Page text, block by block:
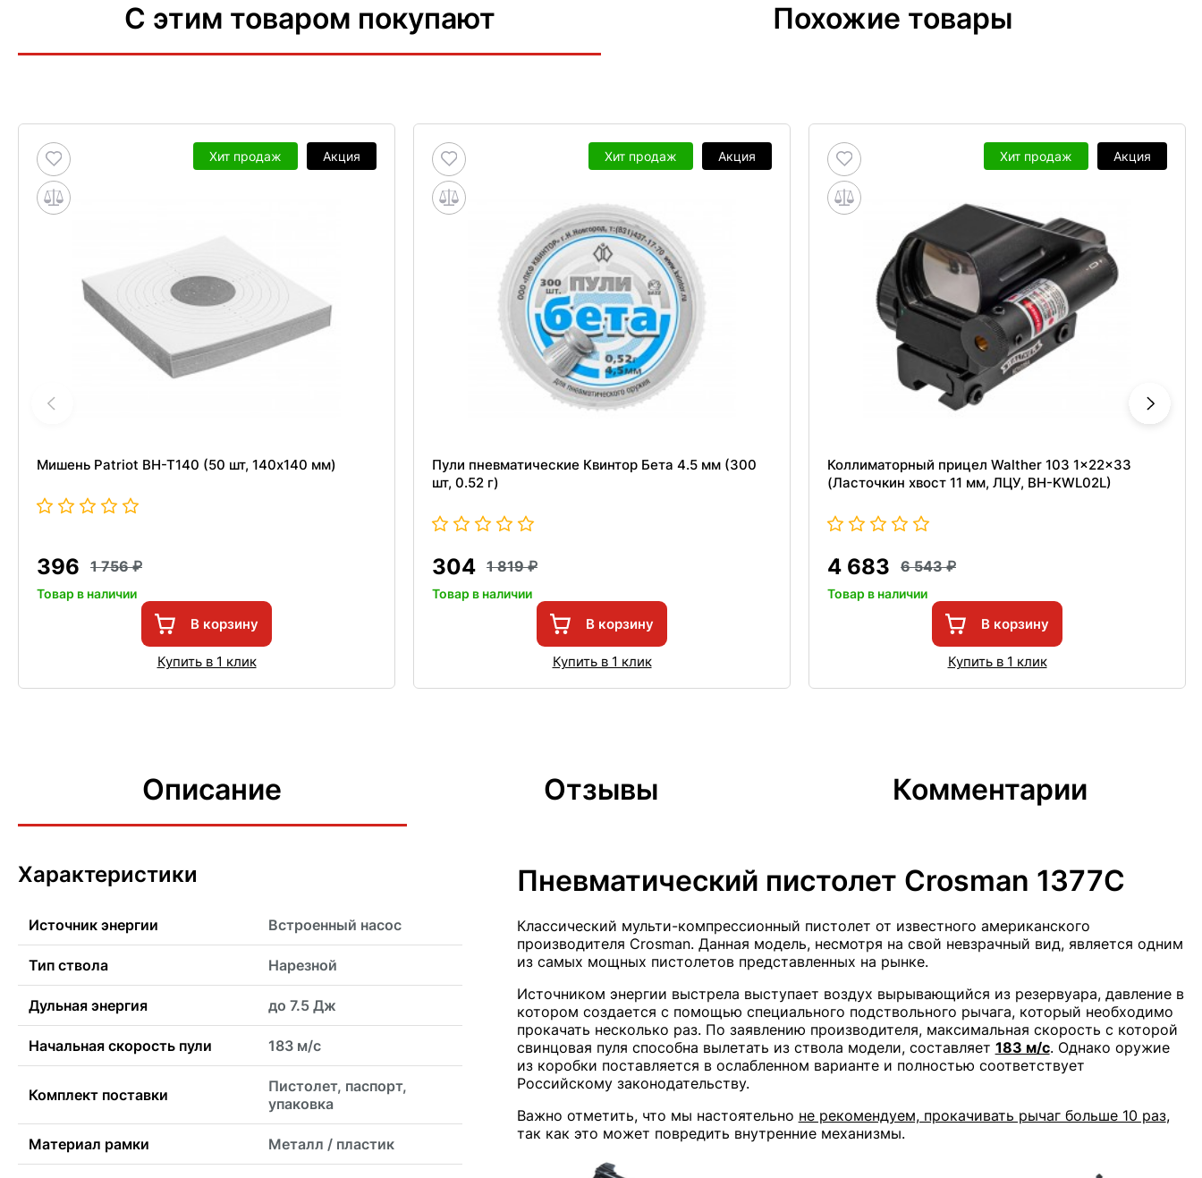
С этим товаром покупают Похожие товары
Хит продаж Акция
Мишень Patriot BH-T140 (50 шт, 140x140 мм)
396 1 756
Товар в наличии
В корзину
Купить в 1 клик
Хит продаж Акция
Пули пневматические Квинтор Бета 4.5 мм (300
шт, 0.52 г)
304 1 819
Товар в наличии
В корзину
Купить в 1 клик
Хит продаж Акция
Коллиматорный прицел Walther 103 1x22x33
(Ласточкин хвост 11 мм, ЛЦУ, BH-KWL02L)
4 683 6 543
Товар в наличии
В корзину
Купить в 1 клик
Описание Отзывы Комментарии
Характеристики
Источник энергии Встроенный насос
Тип ствола Нарезной
Дульная энергия до 7.5 Дж
Начальная скорость пули 183 м/с
Комплект поставки
Пистолет, паспорт,
упаковка
Материал рамки Металл / пластик
Пневматический пистолет Crosman 1377C
Классический мульти-компрессионный пистолет от известного американского
производителя Crosman. Данная модель, несмотря на свой невзрачный вид, является одним
из самых мощных пистолетов представленных на рынке.
Источником энергии выстрела выступает воздух вырывающийся из резервуара, давление в
котором создается с помощью специального подствольного рычага, который необходимо
прокачать несколько раз. По заявлению производителя, максимальная скорость с которой
свинцовая пуля способна вылетать из ствола модели, составляет 183 м/с. Однако оружие
из коробки поставляется в ослабленном варианте и полностью соответствует
Российскому законодательству.
Важно отметить, что мы настоятельно не рекомендуем, прокачивать рычаг больше 10 раз,
так как это может повредить внутренние механизмы.